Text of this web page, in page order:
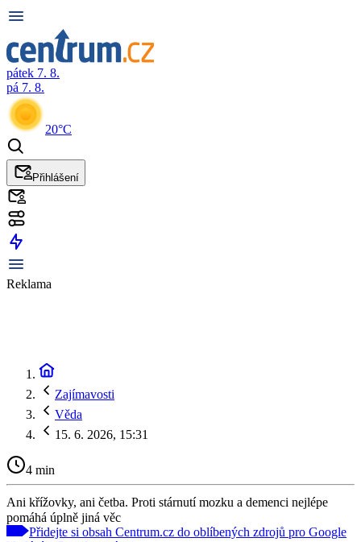
pátek 7. 8.
pá 7. 8.
20°C
Přihlášení
Reklama
Zajímavosti
Věda
15. 6. 2026, 15:31
4 min
Ani křížovky, ani četba. Proti stárnutí mozku a demenci nejlépe
pomáhá úplně jiná věc
Přidejte si obsah Centrum.cz do oblíbených zdrojů pro Google